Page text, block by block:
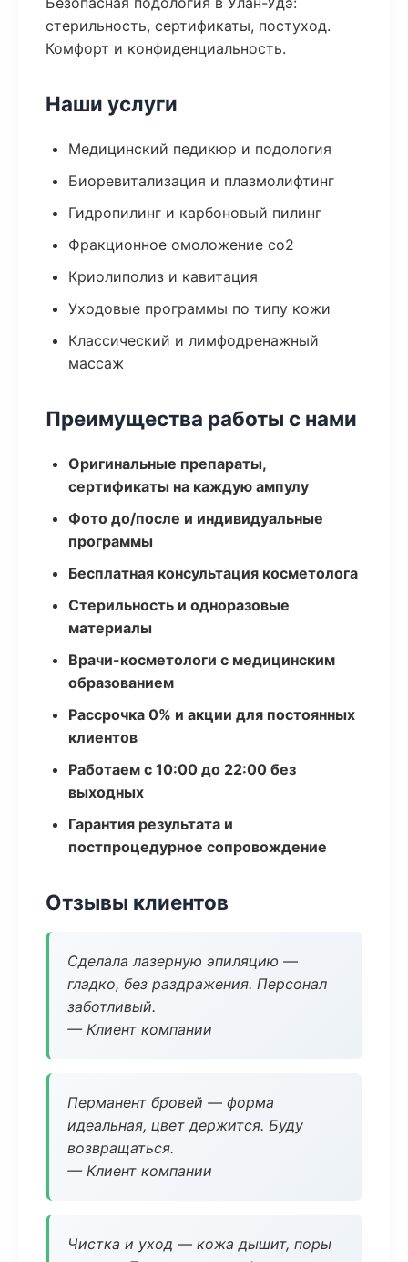
стерильность, сертификаты, постуход.
Комфорт и конфиденциальность.
Наши услуги
Медицинский педикюр и подология
Биоревитализация и плазмолифтинг
Гидропилинг и карбоновый пилинг
Фракционное омоложение co2
Криолиполиз и кавитация
Уходовые программы по типу кожи
Классический и лимфодренажный
массаж
Преимущества работы с нами
Оригинальные препараты,
сертификаты на каждую ампулу
Фото до/после и индивидуальные
программы
Бесплатная консультация косметолога
Стерильность и одноразовые
материалы
Врачи-косметологи с медицинским
образованием
Рассрочка 0% и акции для постоянных
клиентов
Работаем с 10:00 до 22:00 без
выходных
Гарантия результата и
постпроцедурное сопровождение
Отзывы клиентов
Сделала лазерную эпиляцию —
гладко, без раздражения. Персонал
заботливый.
— Клиент компании
Перманент бровей — форма
идеальная, цвет держится. Буду
возвращаться.
— Клиент компании
Чистка и уход — кожа дышит, поры